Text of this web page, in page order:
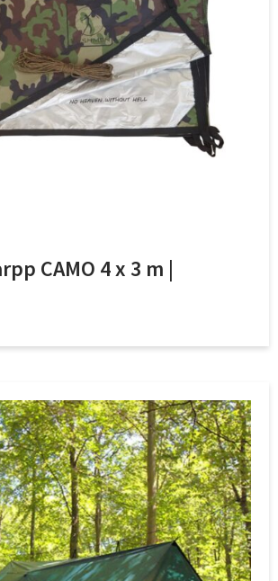
CAMO 4 x 3 m |